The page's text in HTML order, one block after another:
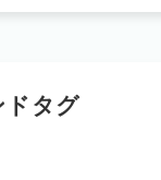
ドタグ